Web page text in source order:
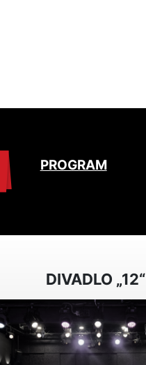
PROGRAM
DIVADLO „12“